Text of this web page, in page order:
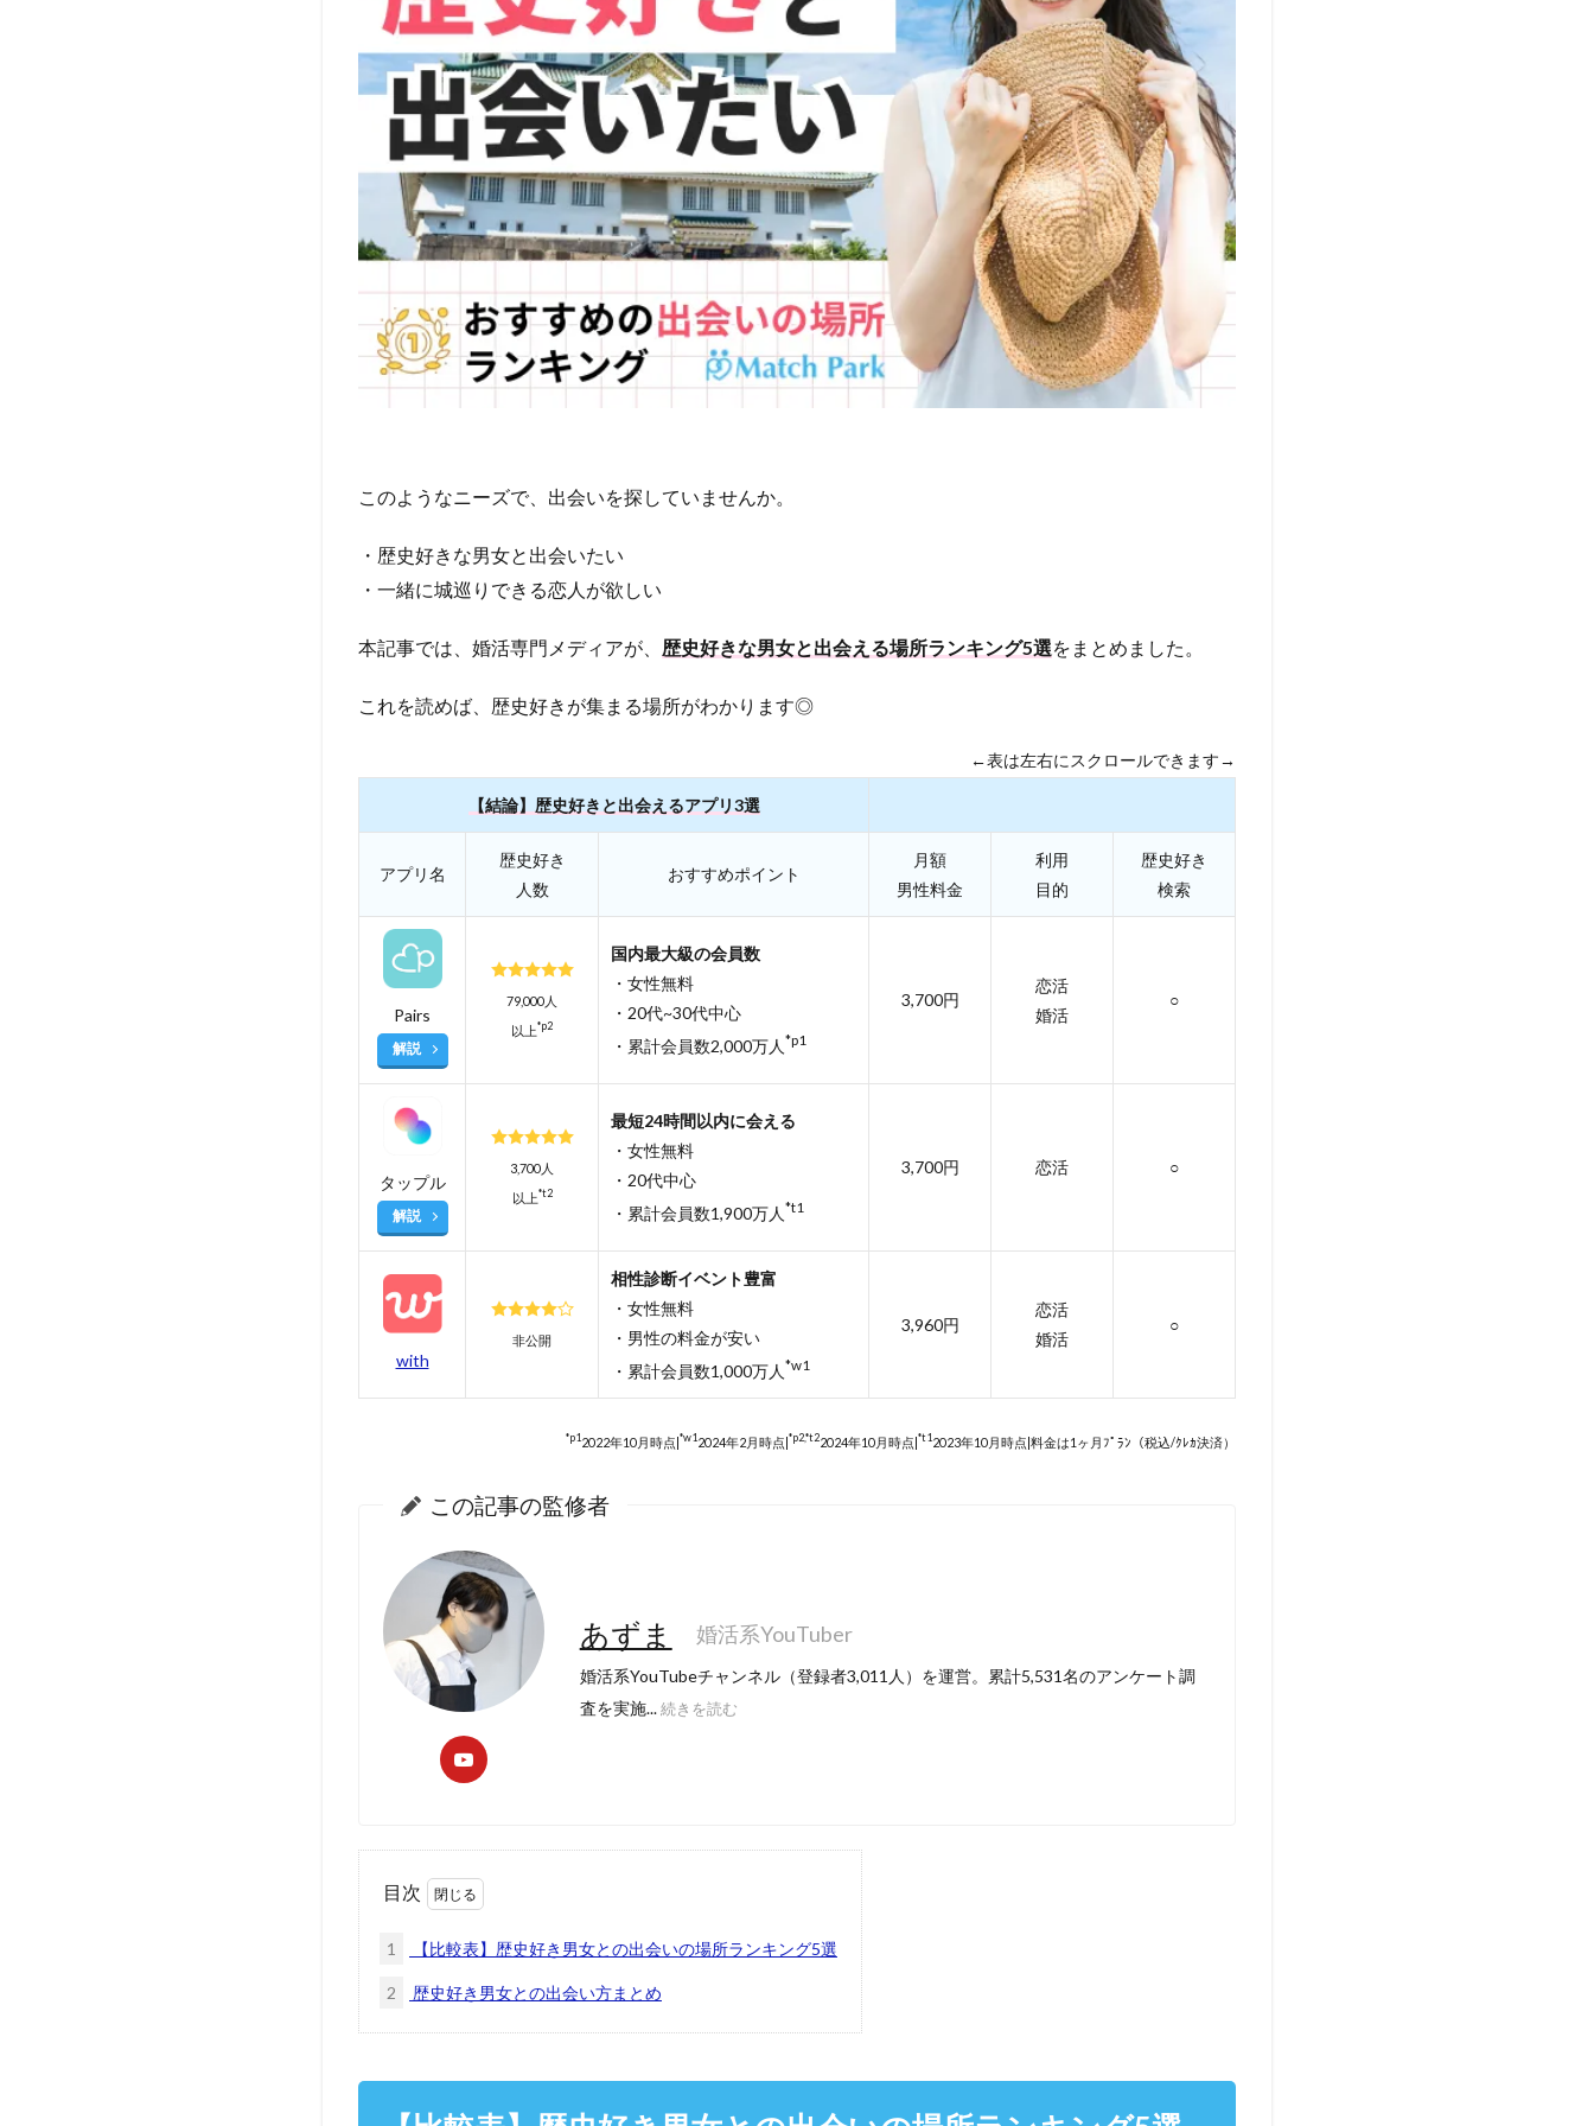
このようなニーズで、出会いを探していませんか。
・歴史好きな男女と出会いたい
・一緒に城巡りできる恋人が欲しい
本記事では、婚活専門メディアが、 歴史好きな男女と出会える場所ランキング5選をまとめました。
これを読めば、歴史好きが集まる場所がわかります◎
←表は左右にスクロールできます→
【結論】歴史好きと出会えるアプリ3選
アプリ名
歴史好き
人数
おすすめポイント
月額
男性料金
利用
目的
歴史好き
検索
Pairs
解説
79,000人
以上*p2
国内最大級の会員数
・女性無料
・20代~30代中心
・累計会員数2,000万人 *p1
3,700円
恋活
婚活
○
タップル
解説
3,700人
以上*t2
最短24時間以内に会える
・女性無料
・20代中心
・累計会員数1,900万人 *t1
3,700円 恋活 ○
with
非公開
相性診断イベント豊富
・女性無料
・男性の料金が安い
・累計会員数1,000万人 *w1
3,960円
恋活
婚活
○
*p12022年10月時点| *w12024年2月時点| *p2,*t22024年10月時点| *t12023年10月時点|料金は1ヶ月ﾌﾟﾗﾝ（税込/ｸﾚｶ決済）
この記事の監修者
あずま 婚活系YouTuber
婚活系YouTubeチャンネル（登録者3,011人）を運営。累計5,531名のアンケート調
査を実施... 続きを読む
目次
1 【比較表】歴史好き男女との出会いの場所ランキング5選
2 歴史好き男女との出会い方まとめ